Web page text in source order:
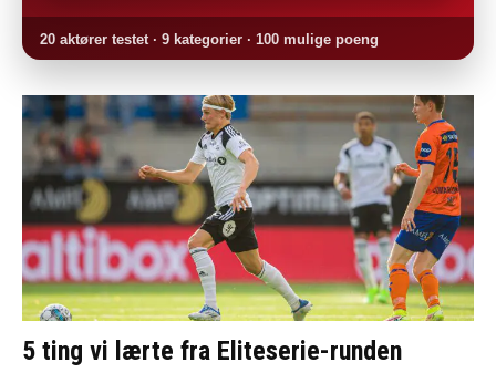
20 aktører testet · 9 kategorier · 100 mulige poeng
5 ting vi lærte fra Eliteserie-runden